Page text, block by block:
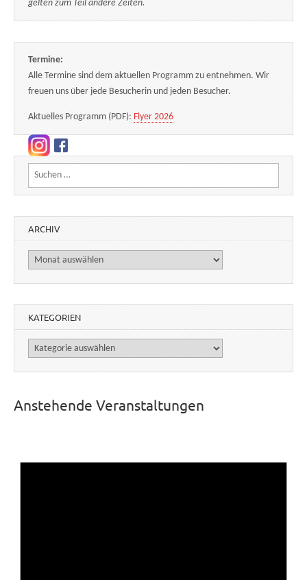
gelten zum Teil andere Zeiten.
Termine:
Alle Termine sind dem aktuellen Programm zu entnehmen. Wir
freuen uns über jede Besucherin und jeden Besucher.
Aktuelles Programm (PDF): Flyer 2026
Suchen nach:
ARCHIV
Archiv
KATEGORIEN
Kategorien
Anstehende Veranstaltungen